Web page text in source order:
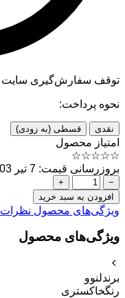
توقف سفارش‌گیری سایت
نحوه پرداخت:
نقدی قسطی (به زودی)
امتیاز محصول
☆
☆
☆
☆
☆
بروزرسانی قیمت: 7 تیر 1403
−
+
افزودن به سبد خرید
ویژگی‌های محصول نظرات
ویژگی‌های محصول
برندلنوو
رنگخاکستری